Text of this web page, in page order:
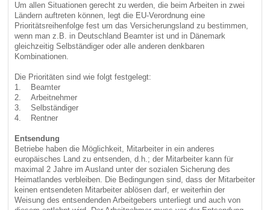
Um allen Situationen gerecht zu werden, die beim Arbeiten in zwei
Ländern auftreten können, legt die EU-Verordnung eine
Prioritätsreihenfolge fest um das Versicherungsland zu bestimmen,
wenn man z.B. in Deutschland Beamter ist und in Dänemark
gleichzeitig Selbständiger oder alle anderen denkbaren
Kombinationen.
Die Prioritäten sind wie folgt festgelegt:
1. Beamter
2. Arbeitnehmer
3. Selbständiger
4. Rentner
Entsendung
Betriebe haben die Möglichkeit, Mitarbeiter in ein anderes
europäisches Land zu entsenden, d.h.; der Mitarbeiter kann für
maximal 2 Jahre im Ausland unter der sozialen Sicherung des
Heimatlandes verbleiben. Die Bedingungen sind, dass der Mitarbeiter
keinen entsendeten Mitarbeiter ablösen darf, er weiterhin der
Weisung des entsendenden Arbeitgebers unterliegt und auch von